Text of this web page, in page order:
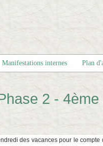
Manifestations internes Plan
2 -
des vacances pour le